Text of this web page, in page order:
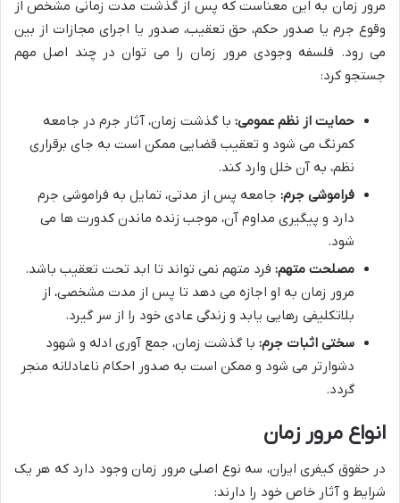
مرور زمان به این معناست که پس از گذشت مدت زمانی مشخص از
وقوع جرم یا صدور حکم، حق تعقیب، صدور یا اجرای مجازات از بین
می رود. فلسفه وجودی مرور زمان را می توان در چند اصل مهم
جستجو کرد:
حمایت از نظم عمومی: با گذشت زمان، آثار جرم در جامعه
کمرنگ می شود و تعقیب قضایی ممکن است به جای برقراری
نظم، به آن خلل وارد کند.
فراموشی جرم: جامعه پس از مدتی، تمایل به فراموشی جرم
دارد و پیگیری مداوم آن، موجب زنده ماندن کدورت ها می
شود.
مصلحت متهم: فرد متهم نمی تواند تا ابد تحت تعقیب باشد.
مرور زمان به او اجازه می دهد تا پس از مدت مشخصی، از
بلاتکلیفی رهایی یابد و زندگی عادی خود را از سر گیرد.
سختی اثبات جرم: با گذشت زمان، جمع آوری ادله و شهود
دشوارتر می شود و ممکن است به صدور احکام ناعادلانه منجر
گردد.
انواع مرور زمان
در حقوق کیفری ایران، سه نوع اصلی مرور زمان وجود دارد که هر یک
شرایط و آثار خاص خود را دارند: